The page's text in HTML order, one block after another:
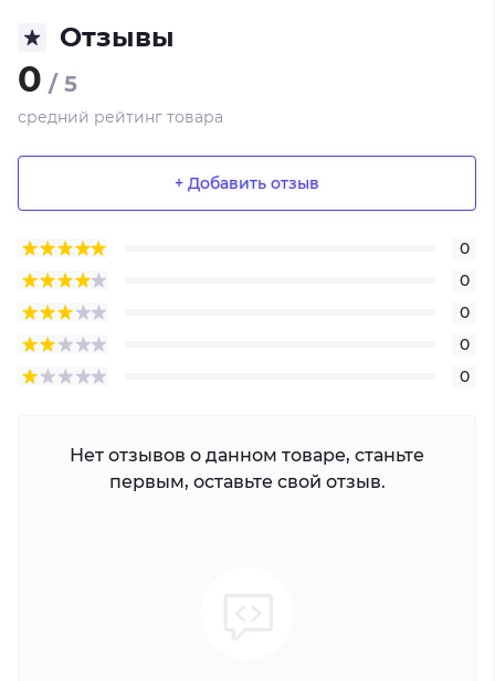
Отзывы
0 / 5
средний рейтинг товара
+ Добавить отзыв
0
0
0
0
0
Нет отзывов о данном товаре, станьте
первым, оставьте свой отзыв.